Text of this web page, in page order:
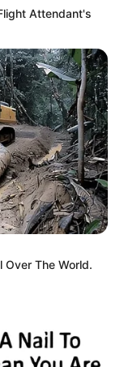
Attendant's
Over The World.